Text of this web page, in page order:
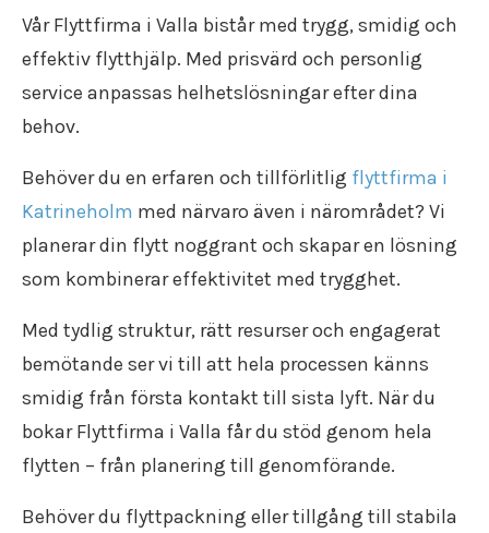
Flyttfirma Strängnäs
Flyttfirma Valdemarsvik
Flyttfirma Västervik
Flyttfirma Jönköping
Flyttfirma Askersund
Flyttfirma Boxholm
Flyttfirma Degerfors
Flyttfirma Enköping
Flyttfirma Finland
Flyttfirma Fjugesta
Flyttfirma Flen
Flyttfirma Gränna
Flyttstädning Oxelösund
Flyttstädning Söderköping
Flyttstädning Gnesta
Flyttstädning Flen
Flyttstädning Trosa
Flyttstädning Kungsör
Flyttstädning Kolmården
Flyttstädning Åtvidaberg
Flyttstädning Borensberg
Flyttstädning Mariefred
Flyttstädning Vingåker
Flyttstädning Ödeshög
Flyttstädning Vadstena
Flyttstädning Östergötland
Återvinning
Återbruk
Flyttkartonger
Byggstädning
Kontorsstädning
Slutstädning
Städfirma
Trafiktillstånd
Kollektivavtal
Användarvillkor
Nyheter
Vår Flyttfirma i Valla bistår med trygg, smidig och
effektiv flytthjälp. Med prisvärd och personlig
service anpassas helhetslösningar efter dina
behov.
Behöver du en erfaren och tillförlitlig flyttfirma i
Katrineholm med närvaro även i närområdet? Vi
planerar din flytt noggrant och skapar en lösning
som kombinerar effektivitet med trygghet.
Med tydlig struktur, rätt resurser och engagerat
bemötande ser vi till att hela processen känns
smidig från första kontakt till sista lyft. När du
bokar Flyttfirma i Valla får du stöd genom hela
flytten – från planering till genomförande.
Behöver du flyttpackning eller tillgång till stabila